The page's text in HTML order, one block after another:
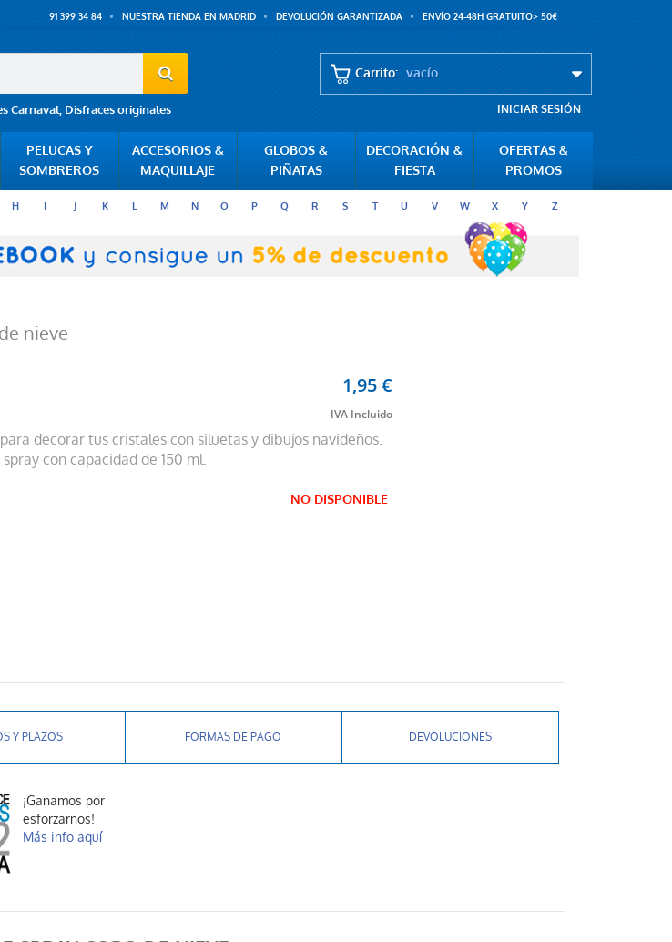
91 399 34 84 NUESTRA TIENDA EN MADRID DEVOLUCIÓN GARANTIZADA ENVÍO 24-48H GRATUITO> 50€
Carnaval, Disfraces originales
Carrito: vacío
INICIAR SESIÓN
PELUCAS Y
SOMBREROS
ACCESORIOS &
MAQUILLAJE
GLOBOS &
PIÑATAS
DECORACIÓN &
FIESTA
OFERTAS &
PROMOS
H I J K L M N O P Q R S T U V W X Y Z
nieve
1,95 €
decorar tus cristales con siluetas y dibujos navideños.
con capacidad de 150 ml.
NO DISPONIBLE
Y PLAZOS FORMAS DE PAGO DEVOLUCIONES
¡Ganamos por
esforzarnos!
Más info aquí